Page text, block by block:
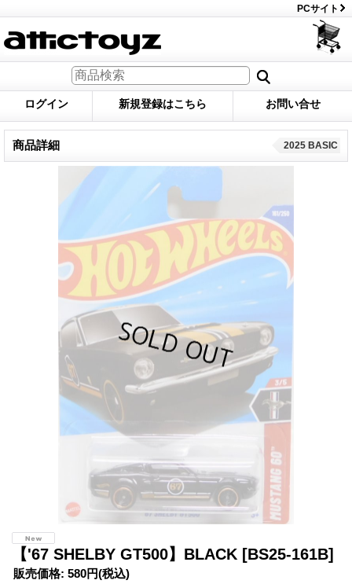
PCサイト
ログイン 新規登録はこちら お問い合せ
商品詳細 2025 BASIC
【'67 SHELBY GT500】BLACK [BS25-161B]
販売価格: 580円(税込)